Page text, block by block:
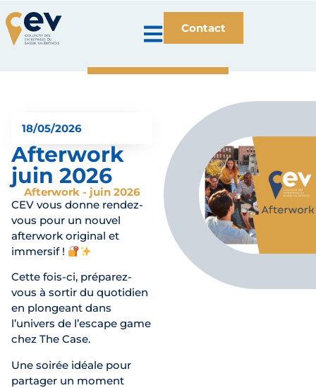
Contact
18/05/2026
Afterwork
juin 2026
Afterwork - juin 2026
CEV vous donne rendez-
vous pour un nouvel
afterwork original et
immersif !
Cette fois-ci, préparez-
vous à sortir du quotidien
en plongeant dans
l’univers de l’escape game
chez The Case.
Une soirée idéale pour
partager un moment